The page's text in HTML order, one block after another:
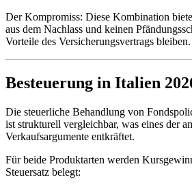
Der Kompromiss: Diese Kombination
aus dem Nachlass und keinen
Vorteile des Versicherungsvertrags bleiben.
Besteuerung in Italien
Die steuerliche Behandlung von
ist strukturell vergleichbar, was eines der
Verkaufsargumente entkräftet.
Für beide Produktarten werden
Steuersatz belegt: